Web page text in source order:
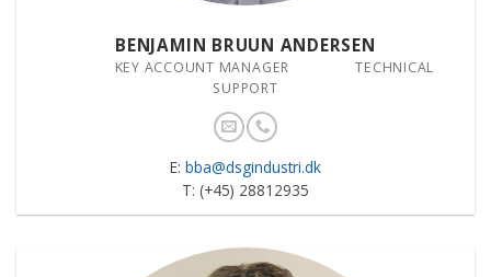
BENJAMIN BRUUN ANDERSEN
‎ ‎ ‎ ‎ ‎ ‎ ‎ ‎ ‎ ‎ ‎ ‎ ‎ ‎ ‎KEY ACCOUNT MANAGER‎‎ ‎ ‎ ‎‎ ‎ ‎ ‎ ‎ ‎ ‎ ‎ ‎ ‎ ‎ ‎ ‎ TECHNICAL
SUPPORT
E: bba@dsgindustri.dk
T: (+45) 28812935